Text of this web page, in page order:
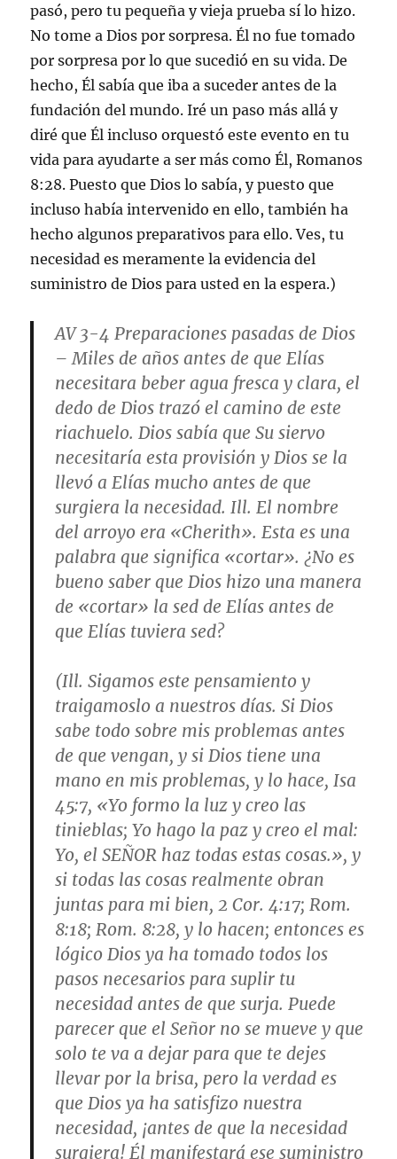
pasó, pero tu pequeña y vieja prueba sí lo hizo.
No tome a Dios por sorpresa. Él no fue tomado
por sorpresa por lo que sucedió en su vida. De
hecho, Él sabía que iba a suceder antes de la
fundación del mundo. Iré un paso más allá y
diré que Él incluso orquestó este evento en tu
vida para ayudarte a ser más como Él, Romanos
8:28. Puesto que Dios lo sabía, y puesto que
incluso había intervenido en ello, también ha
hecho algunos preparativos para ello. Ves, tu
necesidad es meramente la evidencia del
suministro de Dios para usted en la espera.)
AV 3-4 Preparaciones pasadas de Dios
– Miles de años antes de que Elías
necesitara beber agua fresca y clara, el
dedo de Dios trazó el camino de este
riachuelo. Dios sabía que Su siervo
necesitaría esta provisión y Dios se la
llevó a Elías mucho antes de que
surgiera la necesidad. Ill. El nombre
del arroyo era «Cherith». Esta es una
palabra que significa «cortar». ¿No es
bueno saber que Dios hizo una manera
de «cortar» la sed de Elías antes de
que Elías tuviera sed?
(Ill. Sigamos este pensamiento y
traigamoslo a nuestros días. Si Dios
sabe todo sobre mis problemas antes
de que vengan, y si Dios tiene una
mano en mis problemas, y lo hace, Isa
45:7, «Yo formo la luz y creo las
tinieblas; Yo hago la paz y creo el mal:
Yo, el SEÑOR haz todas estas cosas.», y
si todas las cosas realmente obran
juntas para mi bien, 2 Cor. 4:17; Rom.
8:18; Rom. 8:28, y lo hacen; entonces es
lógico Dios ya ha tomado todos los
pasos necesarios para suplir tu
necesidad antes de que surja. Puede
parecer que el Señor no se mueve y que
solo te va a dejar para que te dejes
llevar por la brisa, pero la verdad es
que Dios ya ha satisfizo nuestra
necesidad, ¡antes de que la necesidad
surgiera! Él manifestará ese suministro